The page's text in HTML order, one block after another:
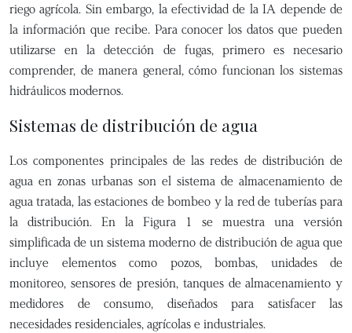
riego agrícola. Sin embargo, la efectividad de la IA depende de
la información que recibe. Para conocer los datos que pueden
utilizarse en la detección de fugas, primero es necesario
comprender, de manera general, cómo funcionan los sistemas
hidráulicos modernos.
Sistemas de distribución de agua
Los componentes principales de las redes de distribución de
agua en zonas urbanas son el sistema de almacenamiento de
agua tratada, las estaciones de bombeo y la red de tuberías para
la distribución. En la Figura 1 se muestra una versión
simplificada de un sistema moderno de distribución de agua que
incluye elementos como pozos, bombas, unidades de
monitoreo, sensores de presión, tanques de almacenamiento y
medidores de consumo, diseñados para satisfacer las
necesidades residenciales, agrícolas e industriales.